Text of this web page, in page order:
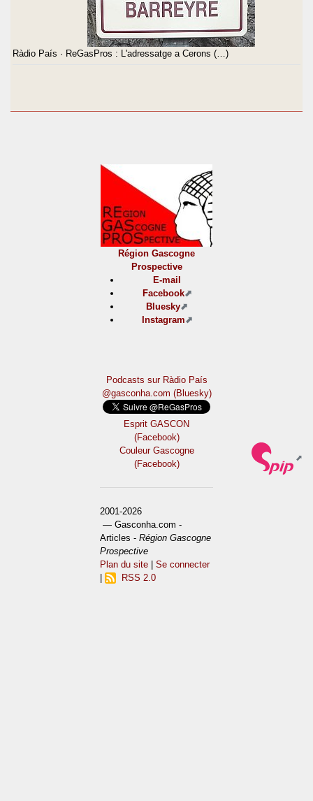
Ràdio País · ReGasPros : L'adressatge a Cerons (…)
Région Gascogne
Prospective
E-mail
Facebook
Bluesky
Instagram
Podcasts sur Ràdio País
@gasconha.com (Bluesky)
Esprit GASCON
(Facebook)
Couleur Gascogne
(Facebook)
2001-2026
— Gasconha.com -
Articles -Région Gascogne
Prospective
Plan du site |Se connecter
RSS 2.0